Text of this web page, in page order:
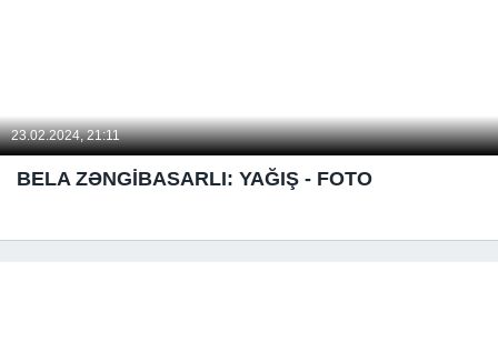
23.02.2024, 21:11
BELA ZƏNGİBASARLI: YAĞIŞ - FOTO